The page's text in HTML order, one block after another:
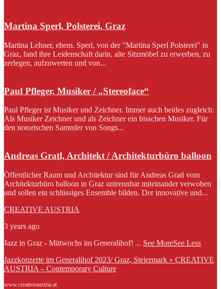
Martina Sperl, Polsterei, Graz
Martina Lehner, ehem. Sperl, von der "Martina Sperl Polsterei" in
Graz, fand ihre Leidenschaft darin, alte Sitzmöbel zu erwerben, zu
zerlegen, aufzuwerten und von...
Paul Pfleger, Musiker / „Stereoface“
Paul Pfleger ist Musiker und Zeichner. Immer auch beides zugleich:
Als Musiker Zeichner und als Zeichner ein bisschen Musiker. Für
den notorischen Sammler von Songs...
Andreas Gratl, Architekt / Architekturbüro balloon
Öffentlicher Raum und Architektur sind für Andreas Gratl vom
Architekturbüro balloon in Graz untrennbar miteinander verwoben
und sollen ein schlüssiges Ensemble bilden. Der innovative und...
CREATIVE AUSTRIA
3 years ago
Jazz in Graz - Mittwochs im Generalihof! ... See MoreSee Less
Jazzkonzerte im Generalihof 2023/ Graz, Steiermark » CREATIVE
AUSTRIA – Contemporary Culture
www.creativeaustria.at